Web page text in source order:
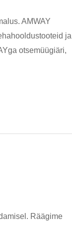
AMWAY
ja
otsemüügiäri,
Räägime